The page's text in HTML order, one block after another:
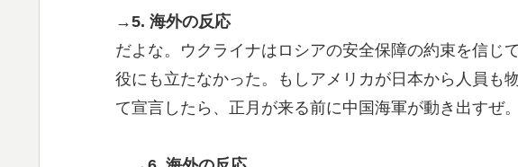
→5. 海外の反応
だよな。ウクライナはロシアの安全保障の約束を信じ
役にも立たなかった。もしアメリカが日本から人員も
て宣言したら、正月が来る前に中国海軍が動き出すぜ。